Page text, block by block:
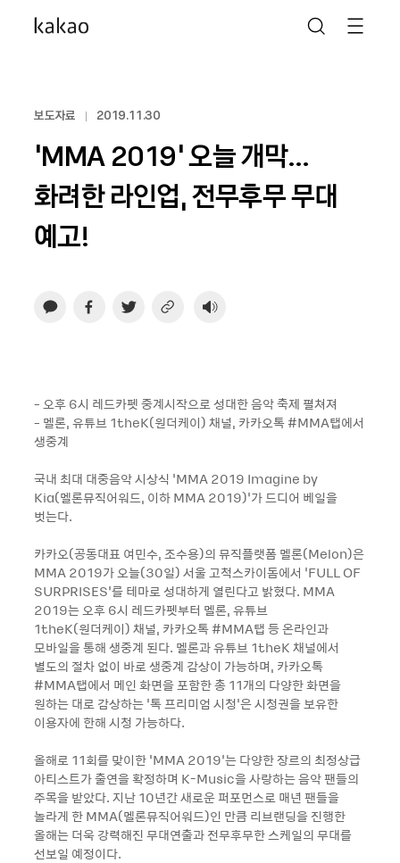
보도자료 2019.11.30
‘MMA 2019’ 오늘 개막…
화려한 라인업, 전무후무 무대
예고!
- 오후 6시 레드카펫 중계시작으로 성대한 음악 축제 펼쳐져
- 멜론, 유튜브 1theK(원더케이) 채널, 카카오톡 #MMA탭에서
생중계
국내 최대 대중음악 시상식 ‘MMA 2019 Imagine by
Kia(멜론뮤직어워드, 이하 MMA 2019)’가 드디어 베일을
벗는다.
카카오(공동대표 여민수, 조수용)의 뮤직플랫폼 멜론(Melon)은
MMA 2019가 오늘(30일) 서울 고척스카이돔에서 ‘FULL OF
SURPRISES’를 테마로 성대하게 열린다고 밝혔다. MMA
2019는 오후 6시 레드카펫부터 멜론, 유튜브
1theK(원더케이) 채널, 카카오톡 #MMA탭 등 온라인과
모바일을 통해 생중계 된다. 멜론과 유튜브 1theK 채널에서
별도의 절차 없이 바로 생중계 감상이 가능하며, 카카오톡
#MMA탭에서 메인 화면을 포함한 총 11개의 다양한 화면을
원하는 대로 감상하는 ‘톡 프리미엄 시청’은 시청권을 보유한
이용자에 한해 시청 가능하다.
올해로 11회를 맞이한 ‘MMA 2019’는 다양한 장르의 최정상급
아티스트가 출연을 확정하며 K-Music을 사랑하는 음악 팬들의
주목을 받았다. 지난 10년간 새로운 퍼포먼스로 매년 팬들을
놀라게 한 MMA(멜론뮤직어워드)인 만큼 리브랜딩을 진행한
올해는 더욱 강력해진 무대연출과 전무후무한 스케일의 무대를
선보일 예정이다.